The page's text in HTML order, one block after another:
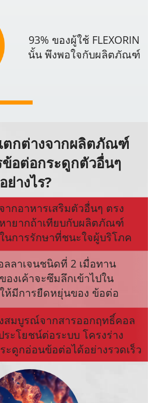
93% ของผู้ใช้ FLEXORIN
นั้น พึงพอใจกับผลิตภัณฑ์
ตกต่างจากผลิตภัณฑ์
อต่อกระดูกตัวอื่นๆ
อย่างไร?
ากอาหารเสริมตัวอื่นๆ ตรง
ายากถ้าเทียบกับผลิตภัณฑ์
การรักษาที่ชนะใจผู้บริโภค
งสมบูรณ์จากสารออกฤทธิ์คอล
ะโยชน์ต่อระบบ โครงร่าง
ดูกอ่อนข้อต่อได้อย่างรวดเร็ว
ลาเจนชนิดที่ 2 เมื่อทาน
องเค้าจะซึมลึกเข้าไปใน
ห้มีการยืดหยุ่นของ ข้อต่อ